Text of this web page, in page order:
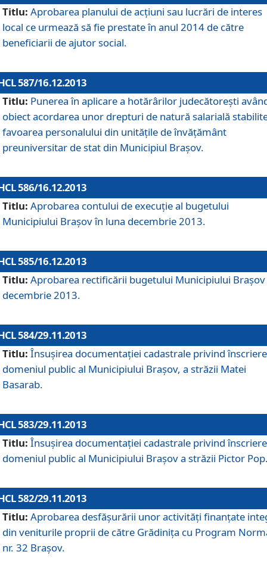
Titlu: Aprobarea planului de acţiuni sau lucrări de interes
local ce urmează să fie prestate în anul 2014 de către
beneficiarii de ajutor social.
587/16.12.2013
Titlu: Punerea în aplicare a hotărârilor judecătoreşti
obiect acordarea unor drepturi de natură salarială
favoarea personalului din unităţile de învăţământ
preuniversitar de stat din Municipiul Braşov.
586/16.12.2013
Titlu: Aprobarea contului de execuţie al bugetului
Municipiului Braşov în luna decembrie 2013.
585/16.12.2013
Titlu: Aprobarea rectificării bugetului Municipiului Braşov
decembrie 2013.
584/29.11.2013
Titlu: Însuşirea documentaţiei cadastrale privind
domeniul public al Municipiului Braşov, a străzii Matei
Basarab.
583/29.11.2013
Titlu: Însuşirea documentaţiei cadastrale privind
domeniul public al Municipiului Braşov a străzii Pictor
582/29.11.2013
Titlu: Aprobarea desfăşurării unor activităţi finanţate
din veniturile proprii de către Grădiniţa cu Program
nr. 32 Braşov.